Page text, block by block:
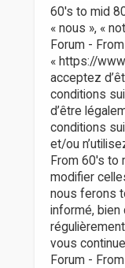
60's to mid
« nous », «
Forum -
« https://
acceptez
conditions
d’être
conditions
et/ou
From 60's to
modifier
nous ferons
informé, bien
vous
Forum -